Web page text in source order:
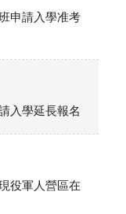
申請入學准考
入學延長報名
役軍人營區在